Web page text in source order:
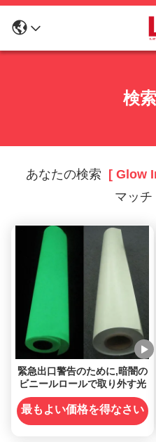
検
あなたの検索 [ Glow
マッチ
緊急出口警告のために,暗闇の
ビニールロールで取り外す光
最もよい価格を得なさい